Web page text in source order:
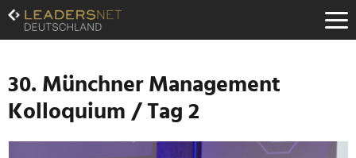
Zum
Inhalt
Zur
Navigation
Zur
Hauptnavigation
30. Münchner Management
Kolloquium / Tag 2